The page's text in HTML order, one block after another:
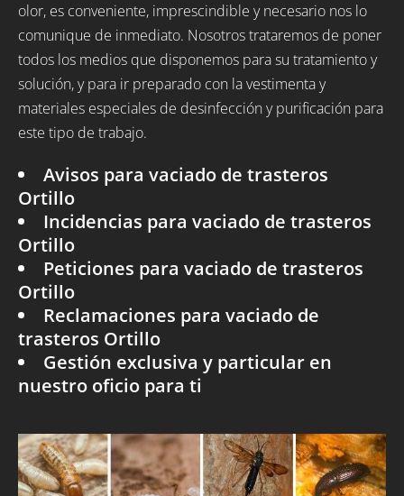
olor, es conveniente, imprescindible y necesario nos lo
comunique de inmediato. Nosotros trataremos de poner
todos los medios que disponemos para su tratamiento y
solución, y para ir preparado con la vestimenta y
materiales especiales de desinfección y purificación para
este tipo de trabajo.
Avisos para vaciado de trasteros
Ortillo
Incidencias para vaciado de trasteros
Ortillo
Peticiones para vaciado de trasteros
Ortillo
Reclamaciones para vaciado de
trasteros Ortillo
Gestión exclusiva y particular en
nuestro oficio para ti